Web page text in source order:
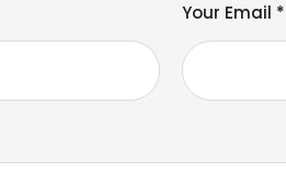
Your Email *